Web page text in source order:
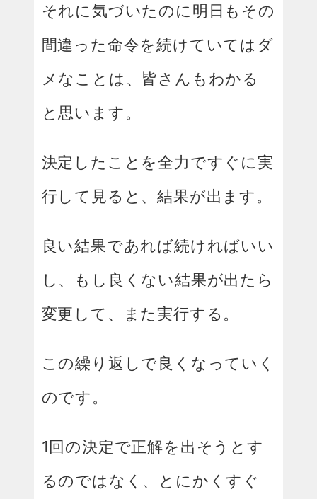
それに気づいたのに明日もその
間違った命令を続けていてはダ
メなことは、皆さんもわかる
と思います。
決定したことを全力ですぐに実
行して見ると、結果が出ます。
良い結果であれば続ければいい
し、もし良くない結果が出たら
変更して、また実行する。
この繰り返しで良くなっていく
のです。
1回の決定で正解を出そうとす
るのではなく、とにかくすぐ